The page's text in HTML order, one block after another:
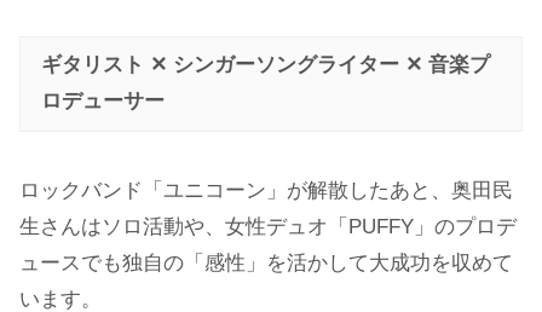
ギタリスト ✕ シンガーソングライター ✕ 音楽プ
ロデューサー
ロックバンド「ユニコーン」が解散したあと、奥田民
生さんはソロ活動や、女性デュオ「PUFFY」のプロデ
ュースでも独自の「感性」を活かして大成功を収めて
います。